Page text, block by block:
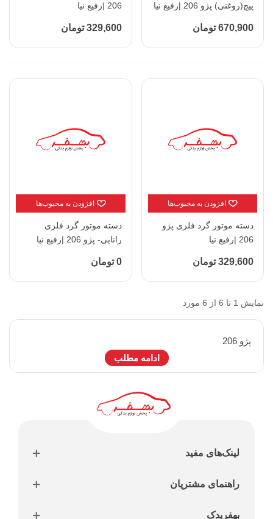
پیچ(روغنی) پژو 206 |رفیع نیا
670,900 تومان
206 |رفیع نیا
329,600 تومان
افزودن به محبوب‌ها
دسته موتور گرد فلزی پژو
206 |رفیع نیا
329,600 تومان
افزودن به محبوب‌ها
دسته موتور گرد فلزی
رانایی- پژو 206 |رفیع نیا
0 تومان
نمایش 1 تا 6 از 6 مورد
پژو 206
ادامه مطلب
لینک‌های مفید
راهنمای مشتریان
بهفریدک